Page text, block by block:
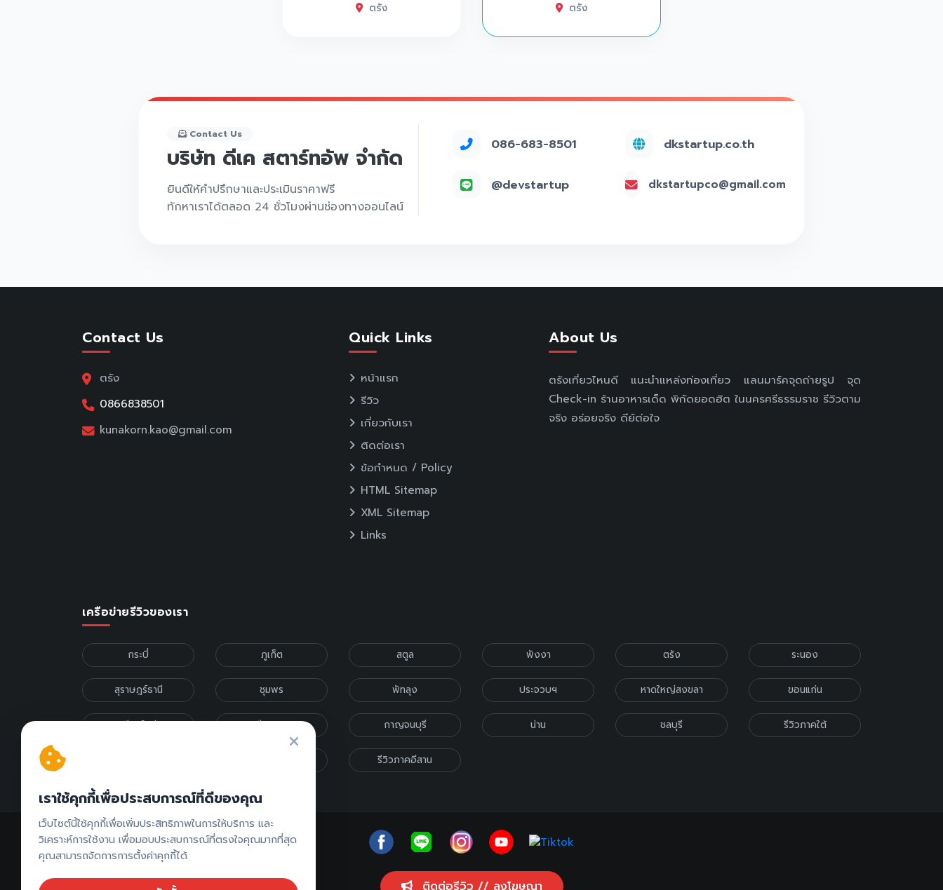
ตรัง ตรัง
Contact Us
บริษัท ดีเค สตาร์ทอัพ จำกัด
ยินดีให้คำปรึกษาและประเมินราคาฟรี
ทักหาเราได้ตลอด 24 ชั่วโมงผ่านช่องทางออนไลน์
086-683-8501
@devstartup
dkstartup.co.th
dkstartupco@gmail.com
Contact Us
ตรัง
0866838501
kunakorn.kao@gmail.com
Quick Links
หน้าแรก
รีวิว
เกี่ยวกับเรา
ติดต่อเรา
ข้อกำหนด / Policy
HTML Sitemap
XML Sitemap
Links
About Us
ตรังเที่ยวไหนดี แนะนำแหล่งท่องเที่ยว แลนมาร์คจุดถ่ายรูป จุด
Check-in ร้านอาหารเด็ด พิกัดยอดฮิต ในนครศรีธรรมราช รีวิวตาม
จริง อร่อยจริง ดีย์ต่อใจ
เครือข่ายรีวิวของเรา
กระบี่ ภูเก็ต สตูล พังงา ตรัง ระนอง
สุราษฎร์ธานี ชุมพร พัทลุง ประจวบฯ หาดใหญ่สงขลา ขอนแก่น
เชียงใหม่ เชียงราย กาญจนบุรี น่าน ชลบุรี รีวิวภาคใต้
รีวิวภาคอีสาน
ติดต่อรีวิว // ลงโฆษณา
เราใช้คุกกี้เพื่อประสบการณ์ที่ดีของคุณ
เว็บไซต์นี้ใช้คุกกี้เพื่อเพิ่มประสิทธิภาพในการให้บริการ และ
วิเคราะห์การใช้งาน เพื่อมอบประสบการณ์ที่ตรงใจคุณมากที่สุด
คุณสามารถจัดการการตั้งค่าคุกกี้ได้